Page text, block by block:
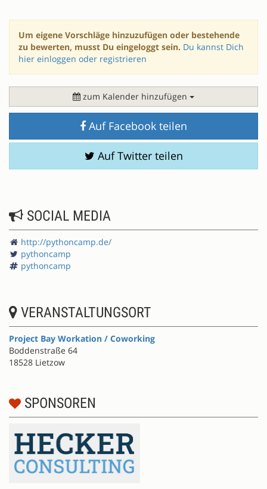
Um eigene Vorschläge hinzuzufügen oder bestehende
zu bewerten, musst Du eingeloggt sein. Du kannst Dich
hier einloggen oder registrieren
zum Kalender hinzufügen
Auf Facebook teilen
Auf Twitter teilen
SOCIAL MEDIA
http://pythoncamp.de/
pythoncamp
pythoncamp
VERANSTALTUNGSORT
Project Bay Workation / Coworking
Boddenstraße 64
18528 Lietzow
SPONSOREN